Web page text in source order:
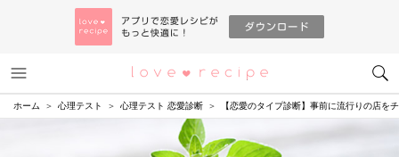
恋愛レシピ
ホーム 心理テスト 心理テスト 恋愛診断 【恋愛のタイプ診断】事前に流行りの店を